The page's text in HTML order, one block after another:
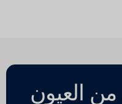
العيون